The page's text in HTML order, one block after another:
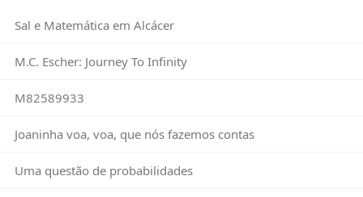
Sal e Matemática em Alcácer
M.C. Escher: Journey To Infinity
M82589933
Joaninha voa, voa, que nós fazemos contas
Uma questão de probabilidades